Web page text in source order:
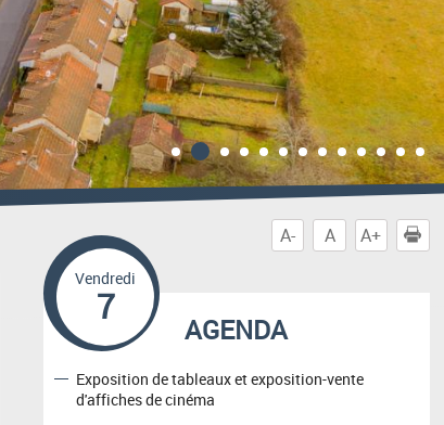
A- A A+
AGENDA
Vendredi
7
Exposition de tableaux et exposition-vente
d'affiches de cinéma